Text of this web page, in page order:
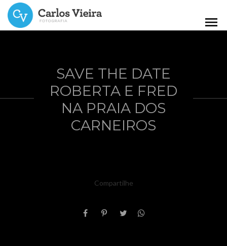
menu
SAVE THE DATE
ROBERTA E FRED
NA PRAIA DOS
CARNEIROS
Compartilhe